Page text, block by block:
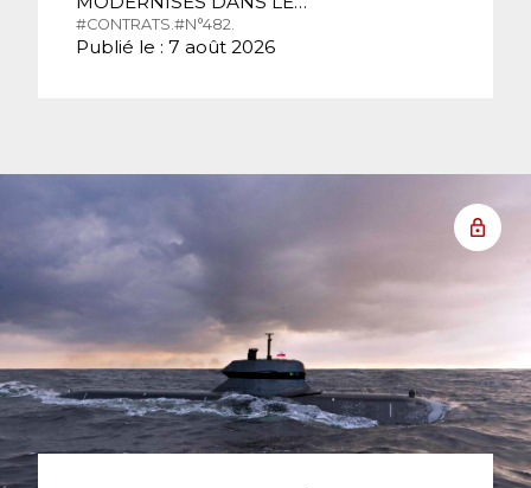
#CONTRATS. #N°482.
Publié le : 7 août 2026